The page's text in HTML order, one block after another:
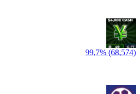
99,7% (68,574)